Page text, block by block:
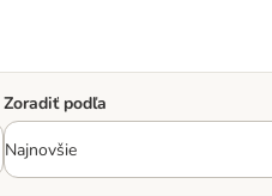
Zoradiť podľa